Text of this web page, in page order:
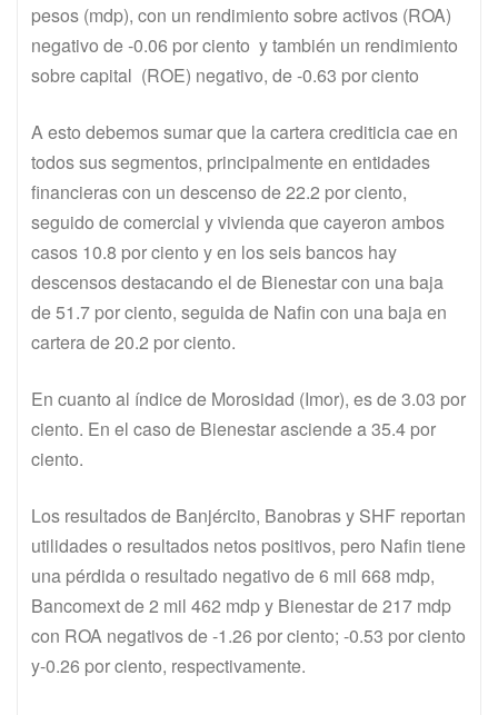
pesos (mdp), con un rendimiento sobre activos (ROA)
negativo de -0.06 por ciento y también un rendimiento
sobre capital (ROE) negativo, de -0.63 por ciento
A esto debemos sumar que la cartera crediticia cae en
todos sus segmentos, principalmente en entidades
financieras con un descenso de 22.2 por ciento,
seguido de comercial y vivienda que cayeron ambos
casos 10.8 por ciento y en los seis bancos hay
descensos destacando el de Bienestar con una baja
de 51.7 por ciento, seguida de Nafin con una baja en
cartera de 20.2 por ciento.
En cuanto al índice de Morosidad (Imor), es de 3.03 por
ciento. En el caso de Bienestar asciende a 35.4 por
ciento.
Los resultados de Banjército, Banobras y SHF reportan
utilidades o resultados netos positivos, pero Nafin tiene
una pérdida o resultado negativo de 6 mil 668 mdp,
Bancomext de 2 mil 462 mdp y Bienestar de 217 mdp
con ROA negativos de -1.26 por ciento; -0.53 por ciento
y-0.26 por ciento, respectivamente.